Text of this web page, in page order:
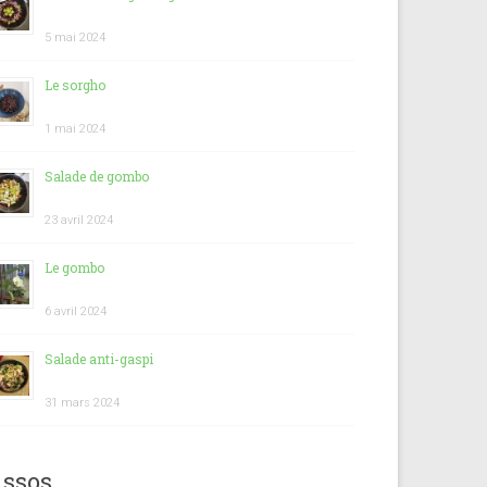
5 mai 2024
Le sorgho
1 mai 2024
Salade de gombo
23 avril 2024
Le gombo
6 avril 2024
Salade anti-gaspi
31 mars 2024